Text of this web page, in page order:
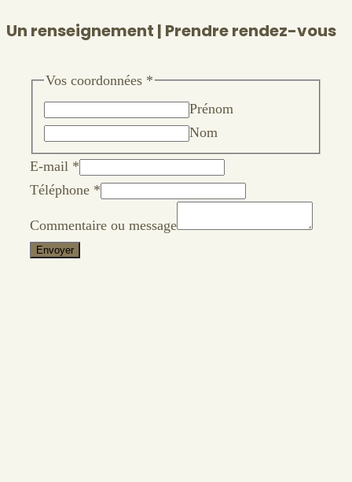
Un renseignement | Prendre rendez-vous
Vos coordonnées *
Prénom
Nom
E-mail *
Téléphone *
Commentaire ou message
Envoyer